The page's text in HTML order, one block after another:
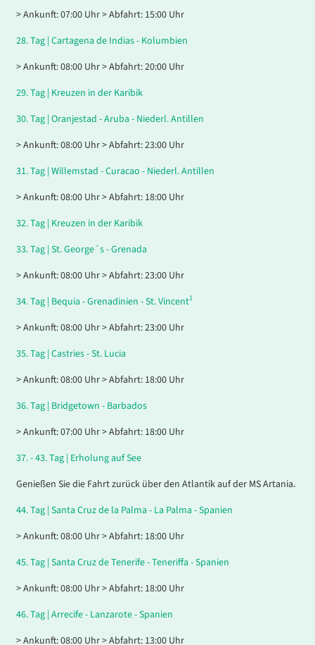
> Ankunft: 07:00 Uhr > Abfahrt: 15:00 Uhr
28.Tag | Cartagena de Indias - Kolumbien
> Ankunft: 08:00 Uhr > Abfahrt: 20:00 Uhr
29.Tag | Kreuzen in der Karibik
30.Tag | Oranjestad - Aruba - Niederl. Antillen
> Ankunft: 08:00 Uhr > Abfahrt: 23:00 Uhr
31.Tag | Willemstad - Curacao - Niederl. Antillen
> Ankunft: 08:00 Uhr > Abfahrt: 18:00 Uhr
32.Tag | Kreuzen in der Karibik
33.Tag | St. George´s - Grenada
> Ankunft: 08:00 Uhr > Abfahrt: 23:00 Uhr
34.Tag | Bequia - Grenadinien - St. Vincent1
> Ankunft: 08:00 Uhr > Abfahrt: 23:00 Uhr
35.Tag | Castries - St. Lucia
> Ankunft: 08:00 Uhr > Abfahrt: 18:00 Uhr
36.Tag | Bridgetown - Barbados
> Ankunft: 07:00 Uhr > Abfahrt: 18:00 Uhr
37. - 43.Tag | Erholung auf See
Genießen Sie die Fahrt zurück über den Atlantik auf der MS Artania.
44.Tag | Santa Cruz de la Palma - La Palma - Spanien
> Ankunft: 08:00 Uhr > Abfahrt: 18:00 Uhr
45.Tag | Santa Cruz de Tenerife - Teneriffa - Spanien
> Ankunft: 08:00 Uhr > Abfahrt: 18:00 Uhr
46.Tag | Arrecife - Lanzarote - Spanien
> Ankunft: 08:00 Uhr > Abfahrt: 13:00 Uhr